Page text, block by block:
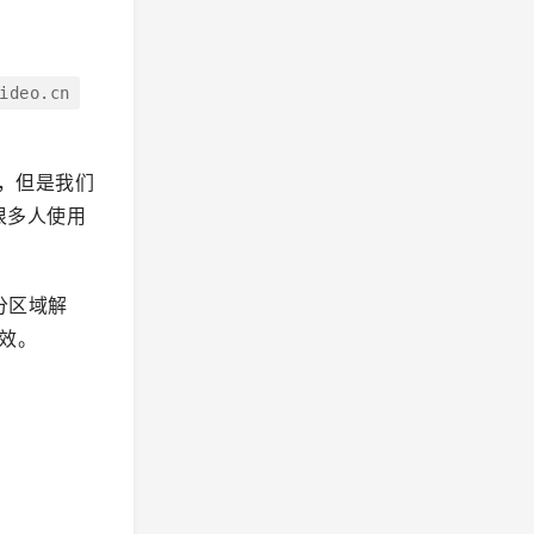
但是我们
人使用
区域解
。